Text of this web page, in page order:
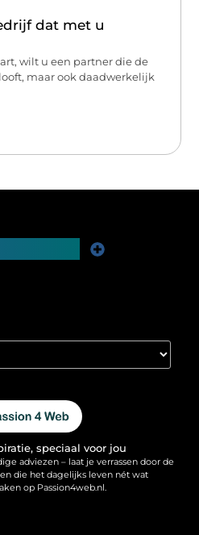
dat met u
wilt u een partner die de
maar ook daadwerkelijk
speciaal voor jou
adviezen – laat je verrassen door de
die het dagelijks leven nét wat
op Passion4web.nl.